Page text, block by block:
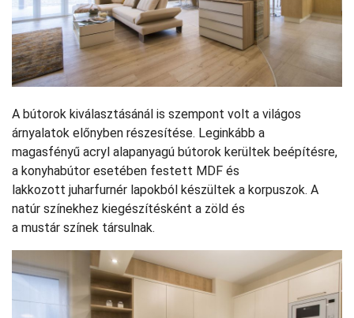
A bútorok kiválasztásánál is szempont volt a világos
árnyalatok előnyben részesítése. Leginkább a
magasfényű acryl alapanyagú bútorok kerültek beépítésre,
a konyhabútor esetében festett MDF és
lakkozott juharfurnér lapokból készültek a korpuszok. A
natúr színekhez kiegészítésként a zöld és
a mustár színek társulnak.